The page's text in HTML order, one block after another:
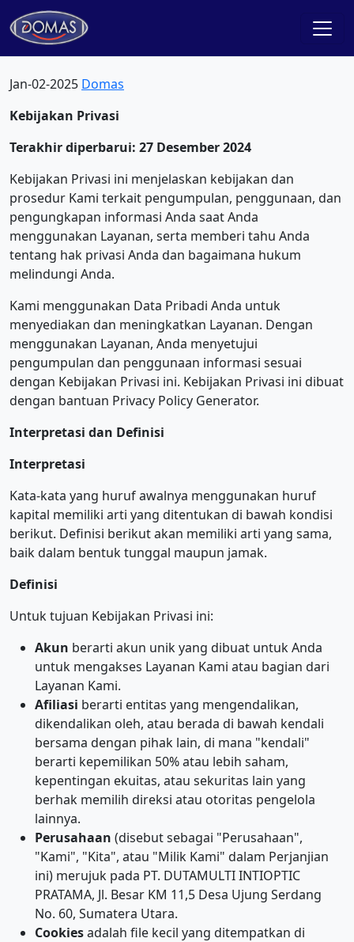
Jan-02-2025 Domas
Kebijakan Privasi
Terakhir diperbarui: 27 Desember 2024
Kebijakan Privasi ini menjelaskan kebijakan dan
prosedur Kami terkait pengumpulan, penggunaan, dan
pengungkapan informasi Anda saat Anda
menggunakan Layanan, serta memberi tahu Anda
tentang hak privasi Anda dan bagaimana hukum
melindungi Anda.
Kami menggunakan Data Pribadi Anda untuk
menyediakan dan meningkatkan Layanan. Dengan
menggunakan Layanan, Anda menyetujui
pengumpulan dan penggunaan informasi sesuai
dengan Kebijakan Privasi ini. Kebijakan Privasi ini dibuat
dengan bantuan Privacy Policy Generator.
Interpretasi dan Definisi
Interpretasi
Kata-kata yang huruf awalnya menggunakan huruf
kapital memiliki arti yang ditentukan di bawah kondisi
berikut. Definisi berikut akan memiliki arti yang sama,
baik dalam bentuk tunggal maupun jamak.
Definisi
Untuk tujuan Kebijakan Privasi ini:
Akun berarti akun unik yang dibuat untuk Anda
untuk mengakses Layanan Kami atau bagian dari
Layanan Kami.
Afiliasi berarti entitas yang mengendalikan,
dikendalikan oleh, atau berada di bawah kendali
bersama dengan pihak lain, di mana "kendali"
berarti kepemilikan 50% atau lebih saham,
kepentingan ekuitas, atau sekuritas lain yang
berhak memilih direksi atau otoritas pengelola
lainnya.
Perusahaan (disebut sebagai "Perusahaan",
"Kami", "Kita", atau "Milik Kami" dalam Perjanjian
ini) merujuk pada PT. DUTAMULTI INTIOPTIC
PRATAMA, Jl. Besar KM 11,5 Desa Ujung Serdang
No. 60, Sumatera Utara.
Cookiesadalah file kecil yang ditempatkan di